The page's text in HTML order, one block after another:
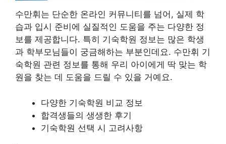
수만휘는 단순한 온라인 커뮤니티를 넘어, 실제 학
습과 입시 준비에 실질적인 도움을 주는 다양한 정
보를 제공합니다. 특히 기숙학원 정보는 많은 학생
과 학부모님들이 궁금해하는 부분인데요. 수만휘 기
숙학원 관련 정보를 통해 우리 아이에게 딱 맞는 학
원을 찾는 데 도움을 드릴 수 있을 거예요.
다양한 기숙학원 비교 정보
합격생들의 생생한 후기
기숙학원 선택 시 고려사항